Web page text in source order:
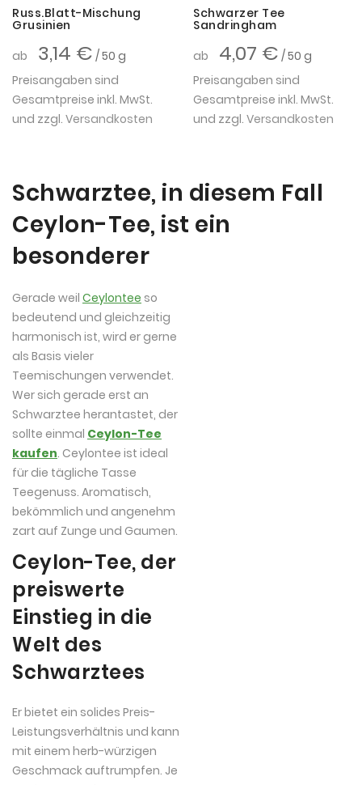
Russ.Blatt-Mischung
Grusinien
ab
3,14 € / 50 g
Preisangaben sind
Gesamtpreise inkl. MwSt.
und zzgl. Versandkosten
Schwarzer Tee
Sandringham
ab
4,07 € / 50 g
Preisangaben sind
Gesamtpreise inkl. MwSt.
und zzgl. Versandkosten
Schwarztee, in diesem Fall
Ceylon-Tee, ist ein
besonderer
Gerade weil Ceylontee so
bedeutend und gleichzeitig
harmonisch ist, wird er gerne
als Basis vieler
Teemischungen verwendet.
Wer sich gerade erst an
Schwarztee herantastet, der
sollte einmal Ceylon-Tee
kaufen. Ceylontee ist ideal
für die tägliche Tasse
Teegenuss. Aromatisch,
bekömmlich und angenehm
zart auf Zunge und Gaumen.
Ceylon-Tee, der
preiswerte
Einstieg in die
Welt des
Schwarztees
Er bietet ein solides Preis-
Leistungsverhältnis und kann
mit einem herb-würzigen
Geschmack auftrumpfen. Je